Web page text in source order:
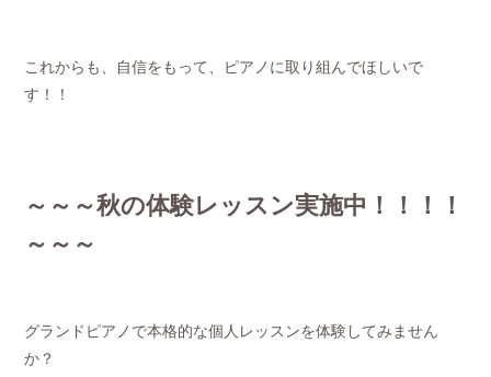
これからも、自信をもって、ピアノに取り組んでほしいで
す！！
～～～秋の体験レッスン実施中！！！！
～～～
グランドピアノで本格的な個人レッスンを体験してみません
か？